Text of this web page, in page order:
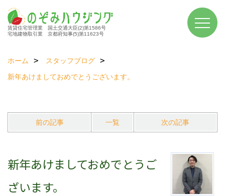
賃貸住宅管理業 国土交通大臣(2)第1586号
宅地建物取引業 京都府知事(5)第11623号
ホーム
スタッフブログ
新年あけましておめでとうございます。
前の記事 一覧 次の記事
新年あけましておめでとうご
ざいます。